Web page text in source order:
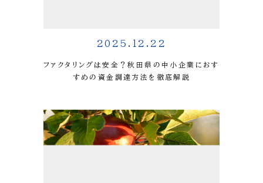
2025.12.22
ファクタリングは安全？秋田県の中小企業におす
すめの資金調達方法を徹底解説